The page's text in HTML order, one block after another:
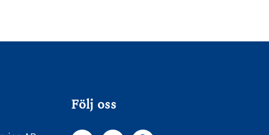
Följ oss